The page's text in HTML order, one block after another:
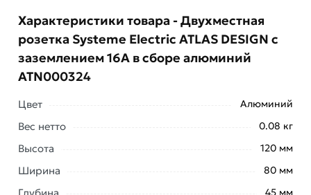
Характеристики товара - Двухместная
розетка Systeme Electric ATLAS DESIGN с
заземлением 16А в сборе алюминий
ATN000324
Цвет Алюминий
Вес нетто 0.08 кг
Высота 120 мм
Ширина 80 мм
45 мм